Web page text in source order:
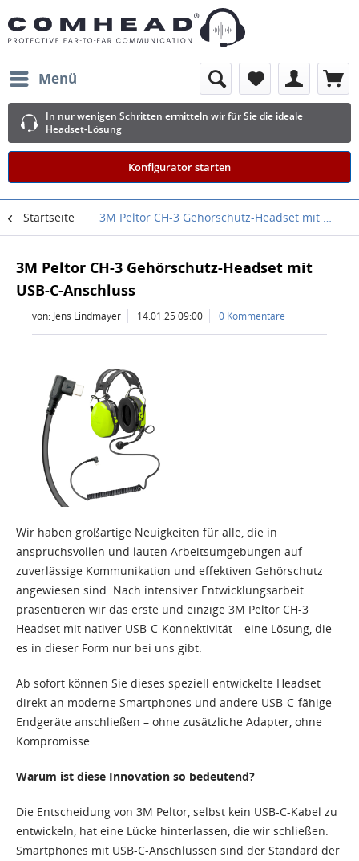
Menü
In nur wenigen Schritten ermitteln wir für Sie die ideale
Headset-Lösung
Konfigurator starten
Startseite 3M Peltor CH-3 Gehörschutz-Headset mit USB-C-Anschluss
3M Peltor CH-3 Gehörschutz-Headset mit
USB-C-Anschluss
von: Jens Lindmayer 14.01.25 09:00 0 Kommentare
Wir haben großartige Neuigkeiten für alle, die in
anspruchsvollen und lauten Arbeitsumgebungen auf
zuverlässige Kommunikation und effektiven Gehörschutz
angewiesen sind. Nach intensiver Entwicklungsarbeit
präsentieren wir das erste und einzige 3M Peltor CH-3
Headset mit nativer USB-C-Konnektivität – eine Lösung, die
es in dieser Form nur bei uns gibt.
Ab sofort können Sie dieses speziell entwickelte Headset
direkt an moderne Smartphones und andere USB-C-fähige
Endgeräte anschließen – ohne zusätzliche Adapter, ohne
Kompromisse.
Warum ist diese Innovation so bedeutend?
Die Entscheidung von 3M Peltor, selbst kein USB-C-Kabel zu
entwickeln, hat eine Lücke hinterlassen, die wir schließen.
Smartphones mit USB-C-Anschlüssen sind der Standard der